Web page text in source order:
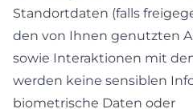
Standortdaten (falls
den von Ihnen genutzten
sowie Interaktionen mit
werden keine sensiblen
biometrische Daten oder